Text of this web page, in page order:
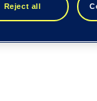
Reject all